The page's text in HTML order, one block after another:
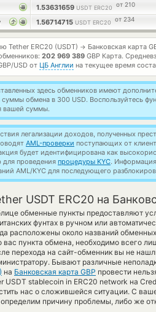
1.53631659 USDT ERC20 от 210
1.56714715 USDT ERC20 от 234
Tether ERC20 (USDT) → Банковская карта
202 969 389 GBP Карта.
USD от ЦБ Англии на текущее время
здесь обменников имеют
обмена в 300 USD. Воспользуйтесь
вашей суммы.
легализации доходов, полученных
AML-проверки поступающих от
будет идентифицирована как
проведения процедуры KYC.
AML/KYC для последующего
USDT ERC20 на
обменные пункты предоставляют
фунтах в ручном или
расположены около названий
вас пункта обмена, необходимо всего
перехода на сайт-обменник вы не
Бывают различные
на Банковская карта GBP провести
USDT stablecoin in ERC20 network на
нас о сложившейся ситуации. С
причину проблемы, либо же